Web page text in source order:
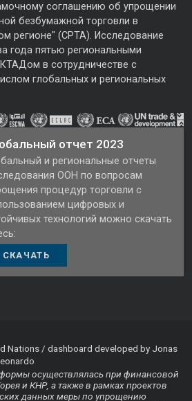
соглашению об упрощении
безбумажной торговли в
регионе" (CPTA). Исследование
года пятью региональными
в сотрудничестве с
глобальных и региональных
отчет 2023
и региональные отчеты
ООН по вопросам
процедур торговли с
цифровых и
технологий можно скачать
СКАЧАТЬ
Nations / dashboard developed by Jonas
осуществлялась при финансовой
и КНР, а также в рамках проектов
данных меры по упрощению